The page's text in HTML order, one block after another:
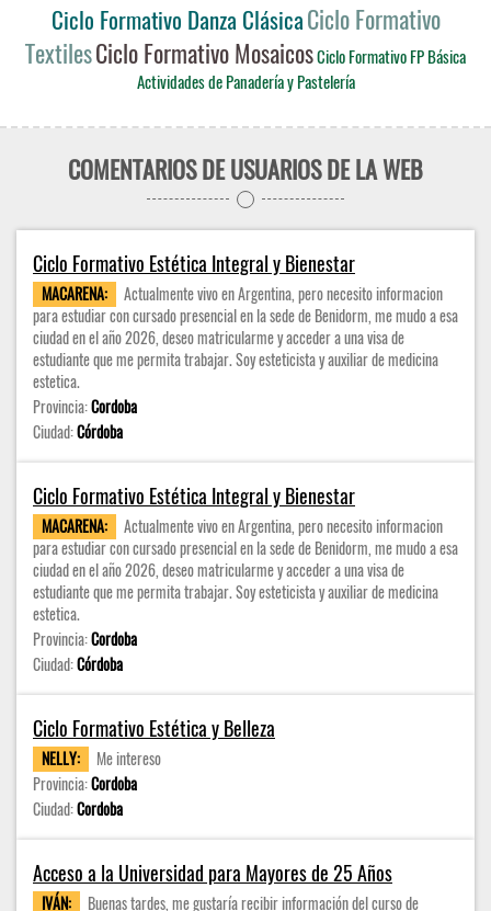
Ciclo Formativo Danza ClásicaCiclo Formativo
TextilesCiclo Formativo MosaicosCiclo Formativo FP Básica
Actividades de Panadería y Pastelería
COMENTARIOS DE USUARIOS DE LA WEB
Ciclo Formativo Estética Integral y Bienestar
MACARENA:
Actualmente vivo en Argentina, pero necesito informacion
para estudiar con cursado presencial en la sede de Benidorm, me mudo a esa
ciudad en el año 2026, deseo matricularme y acceder a una visa de
estudiante que me permita trabajar. Soy esteticista y auxiliar de medicina
estetica.
Provincia:Cordoba
Ciudad:Córdoba
Ciclo Formativo Estética Integral y Bienestar
MACARENA:
Actualmente vivo en Argentina, pero necesito informacion
para estudiar con cursado presencial en la sede de Benidorm, me mudo a esa
ciudad en el año 2026, deseo matricularme y acceder a una visa de
estudiante que me permita trabajar. Soy esteticista y auxiliar de medicina
estetica.
Provincia:Cordoba
Ciudad:Córdoba
Ciclo Formativo Estética y Belleza
NELLY:
Me intereso
Provincia:Cordoba
Ciudad:Cordoba
Acceso a la Universidad para Mayores de 25 Años
IVÁN: Buenas tardes, me gustaría recibir información del curso de